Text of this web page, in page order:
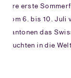
Ihre erste
Vom 6. bis 10.
Kantonen das
tauchten in die